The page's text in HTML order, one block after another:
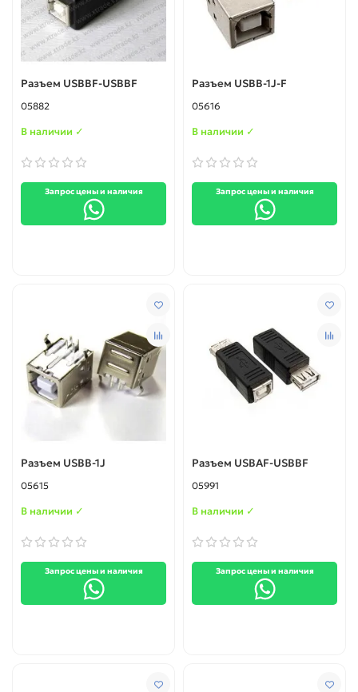
Разъем USBBF-USBBF
05882
В наличии ✓
Запрос цены и наличия
Разъем USBB-1J-F
05616
В наличии ✓
Запрос цены и наличия
Разъем USBB-1J
05615
В наличии ✓
Запрос цены и наличия
Разъем USBAF-USBBF
05991
В наличии ✓
Запрос цены и наличия